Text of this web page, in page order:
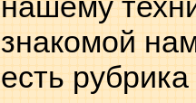
знакомой
есть